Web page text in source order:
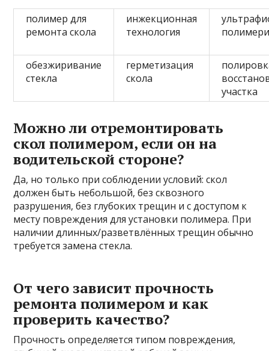
полимер для
ремонта скола
инжекционная
технология
обезжиривание
стекла
герметизация
скола
участка
Можно ли отремонтировать
скол полимером, если он на
водительской стороне?
Да, но только при соблюдении условий: скол
должен быть небольшой, без сквозного
разрушения, без глубоких трещин и с доступом к
месту повреждения для установки полимера. При
наличии длинных/разветвлённых трещин обычно
требуется замена стекла.
От чего зависит прочность
ремонта полимером и как
проверить качество?
Прочность определяется типом повреждения,